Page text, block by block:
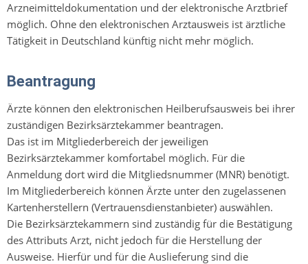
Arzneimitteldokumentation und der elektronische Arztbrief
möglich. Ohne den elektronischen Arztausweis ist ärztliche
Tätigkeit in Deutschland künftig nicht mehr möglich.
Beantragung
Ärzte können den elektronischen Heilberufsausweis bei ihrer
zuständigen Bezirksärztekammer beantragen.
Das ist im Mitgliederbereich der jeweiligen
Bezirksärztekammer komfortabel möglich. Für die
Anmeldung dort wird die Mitgliedsnummer (MNR) benötigt.
Im Mitgliederbereich können Ärzte unter den zugelassenen
Kartenherstellern (Vertrauensdienstanbieter) auswählen.
Die Bezirksärztekammern sind zuständig für die Bestätigung
des Attributs Arzt, nicht jedoch für die Herstellung der
Ausweise. Hierfür und für die Auslieferung sind die